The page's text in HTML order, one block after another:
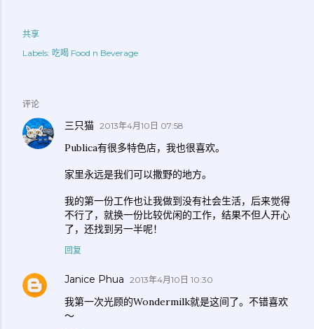
共享
Labels: 吃喝 Food n Beverage
评论
三只猫 2013年4月10日 07:58
Publica有很多特色店，我也很喜欢。
家里永远是我们可以撒野的地方。
我的第一份工作也让我做到没有社会生活，后来觉得
不行了，就换一份比较优闲的工作，结果不但人开心
了，还找到另一半呢！
回复
Janice Phua 2013年4月10日 10:30
我第一次光顾的Wondermilk就是这间了。不错喜欢
～